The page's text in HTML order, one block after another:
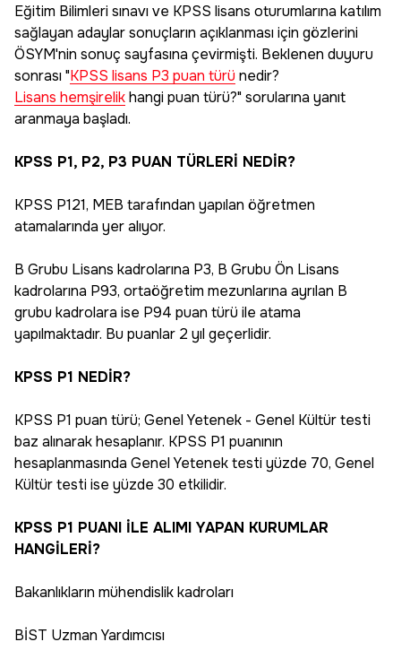
Eğitim Bilimleri sınavı ve KPSS lisans oturumlarına katılım
sağlayan adaylar sonuçların açıklanması için gözlerini
ÖSYM'nin sonuç sayfasına çevirmişti. Beklenen duyuru
sonrası "KPSS lisans P3 puan türü nedir?
Lisans hemşirelikhangi puan türü?" sorularına yanıt
aranmaya başladı.
KPSS P1, P2, P3 PUAN TÜRLERİ NEDİR?
KPSS P121, MEB tarafından yapılan öğretmen
atamalarında yer alıyor.
B Grubu Lisans kadrolarına P3, B Grubu Ön Lisans
kadrolarına P93, ortaöğretim mezunlarına ayrılan B
grubu kadrolara ise P94 puan türü ile atama
yapılmaktadır. Bu puanlar 2 yıl geçerlidir.
KPSS P1 NEDİR?
KPSS P1 puan türü; Genel Yetenek - Genel Kültür testi
baz alınarak hesaplanır. KPSS P1 puanının
hesaplanmasında Genel Yetenek testi yüzde 70, Genel
Kültür testi ise yüzde 30 etkilidir.
KPSS P1 PUANI İLE ALIMI YAPAN KURUMLAR
HANGİLERİ?
Bakanlıkların mühendislik kadroları
BİST Uzman Yardımcısı